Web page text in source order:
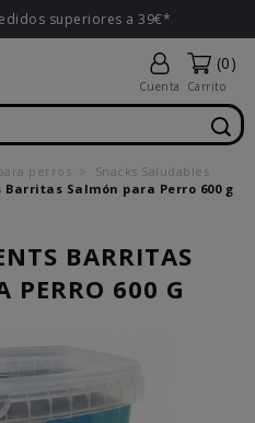
superiores a 39€*
Cuenta
(0)
Carrito
perros
Snacks Saludables
Barritas Salmón para Perro 600 g
BARRITAS
PERRO 600 G